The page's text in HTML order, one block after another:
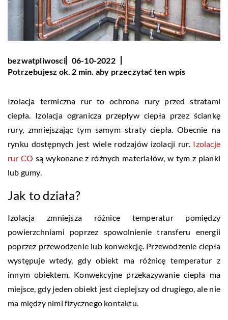
bezwatpliwosci
06-10-2022
Potrzebujesz ok. 2 min. aby przeczytać ten wpis
Izolacja termiczna rur to ochrona rury przed stratami
ciepła. Izolacja ogranicza przepływ ciepła przez ściankę
rury, zmniejszając tym samym straty ciepła. Obecnie na
rynku dostępnych jest wiele rodzajów izolacji rur. Izolacje
rur CO są wykonane z różnych materiałów, w tym z pianki
lub gumy.
Jak to działa?
Izolacja zmniejsza różnice temperatur pomiędzy
powierzchniami poprzez spowolnienie transferu energii
poprzez przewodzenie lub konwekcję. Przewodzenie ciepła
występuje wtedy, gdy obiekt ma różnicę temperatur z
innym obiektem. Konwekcyjne przekazywanie ciepła ma
miejsce, gdy jeden obiekt jest cieplejszy od drugiego, ale nie
ma między nimi fizycznego kontaktu.